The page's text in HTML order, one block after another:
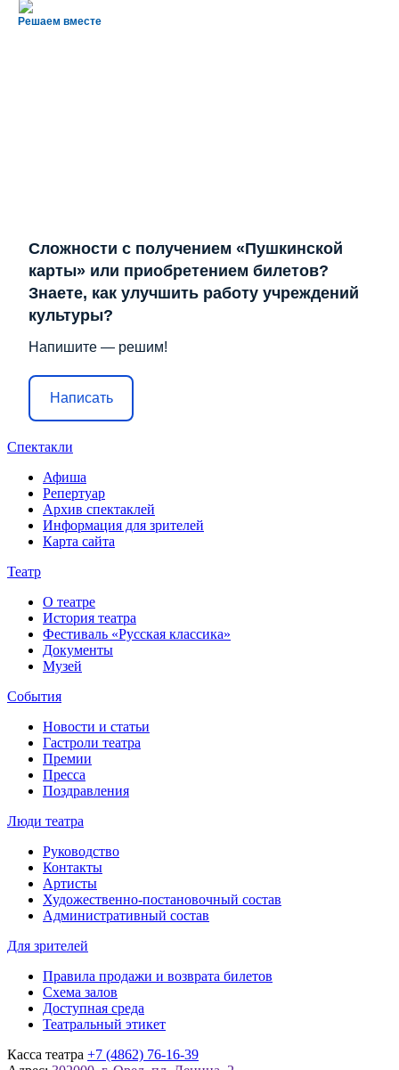
Решаем вместе
Сложности с получением «Пушкинской
карты» или приобретением билетов?
Знаете, как улучшить работу учреждений
культуры?
Напишите — решим!
Написать
Спектакли
Афиша
Репертуар
Архив спектаклей
Информация для зрителей
Карта сайта
Театр
О театре
История театра
Фестиваль «Русская классика»
Документы
Музей
События
Новости и статьи
Гастроли театра
Премии
Пресса
Поздравления
Люди театра
Руководство
Контакты
Артисты
Художественно-постановочный состав
Административный состав
Для зрителей
Правила продажи и возврата билетов
Схема залов
Доступная среда
Театральный этикет
Касса театра +7 (4862) 76-16-39